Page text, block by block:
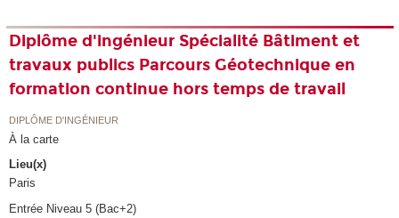
Diplôme d'ingénieur Spécialité Bâtiment et
travaux publics Parcours Géotechnique en
formation continue hors temps de travail
DIPLÔME D'INGÉNIEUR
À la carte
Lieu(x)
Paris
Entrée Niveau 5 (Bac+2)